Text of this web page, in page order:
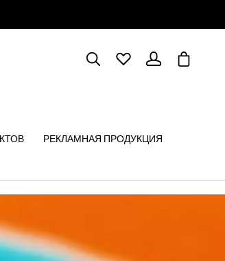
В
РЕКЛАМНАЯ ПРОДУКЦИЯ